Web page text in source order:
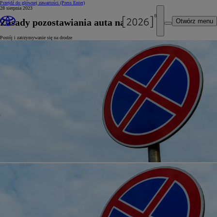
Przejdź do głównej zawartości (Press Enter)
Otwórz menu
28 sierpnia 2023
Zasady pozostawiania auta na poboczu
Postój i zatrzymywanie się na drodze